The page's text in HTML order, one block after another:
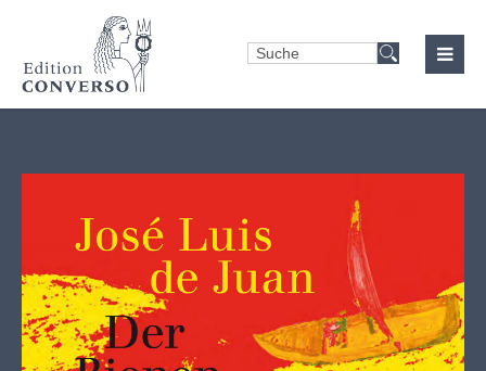
Login
Benutzername
Anmelden